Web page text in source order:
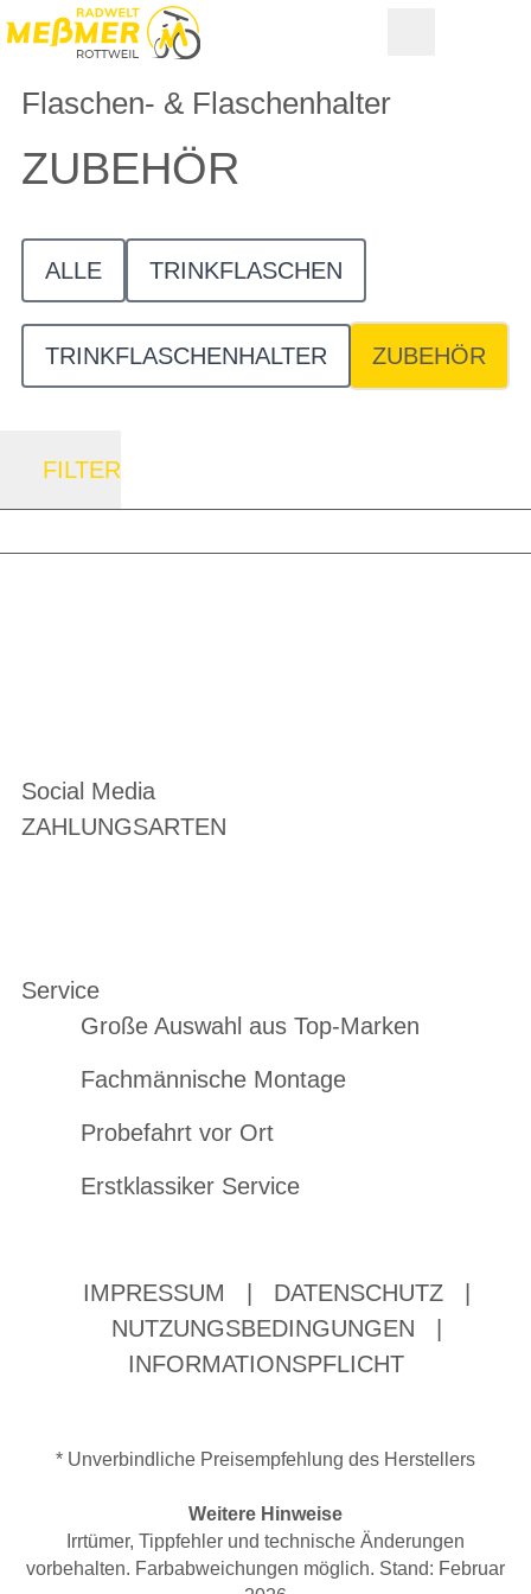
Flaschen- & Flaschenhalter
ZUBEHÖR
ALLE TRINKFLASCHEN
TRINKFLASCHENHALTER ZUBEHÖR
FILTER
Social Media
ZAHLUNGSARTEN
Service
Große Auswahl aus Top-Marken
Fachmännische Montage
Probefahrt vor Ort
Erstklassiker Service
IMPRESSUM DATENSCHUTZ
NUTZUNGSBEDINGUNGEN
INFORMATIONSPFLICHT
* Unverbindliche Preisempfehlung des Herstellers
Weitere Hinweise
Irrtümer, Tippfehler und technische Änderungen
vorbehalten. Farbabweichungen möglich. Stand: Februar